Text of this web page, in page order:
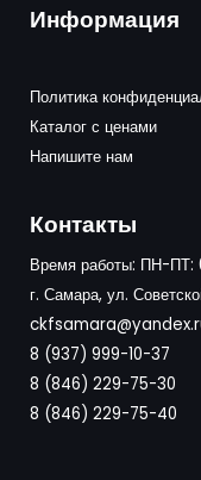
Информация
Политика
Каталог с ценами
Напишите нам
Контакты
Время работы: ПН-ПТ:
г. Самара, ул.
8 (937) 999-10-37
8 (846) 229-75-30
8 (846) 229-75-40